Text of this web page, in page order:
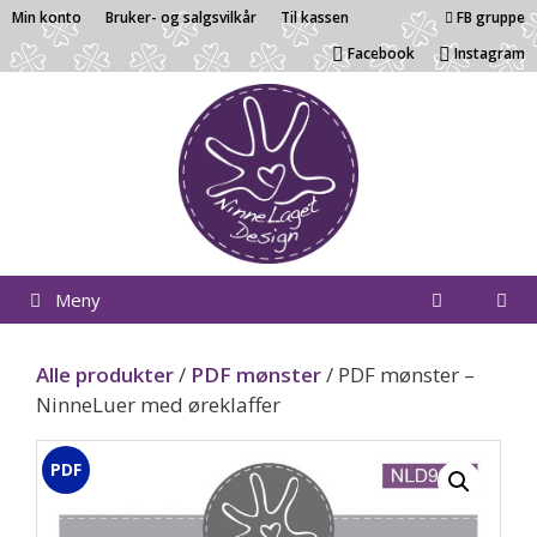
Hopp
innhold
Min konto Bruker- og salgsvilkår Til kassen
FB gruppe
Instagram
Facebook
Meny
Alle produkter/ PDF mønster/ PDF mønster –
NinneLuer med øreklaffer
PDF